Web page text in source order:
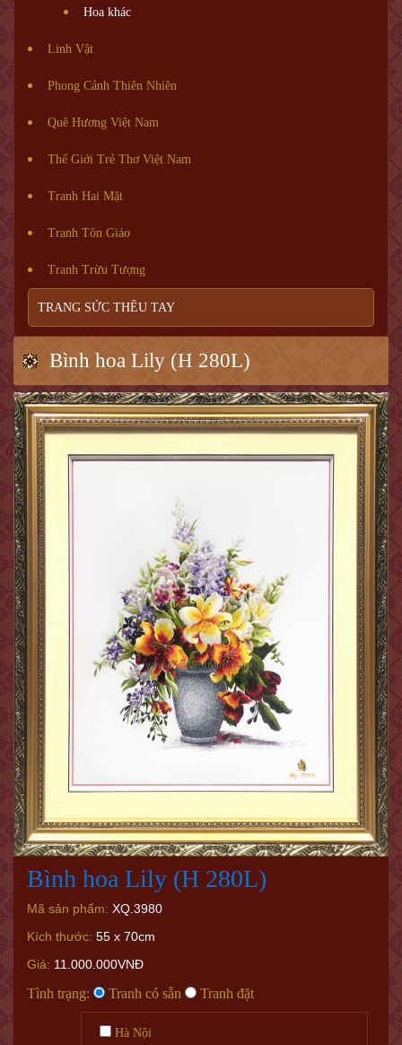
Hoa khác
Linh Vật
Phong Cảnh Thiên Nhiên
Quê Hương Việt Nam
Thế Giới Trẻ Thơ Việt Nam
Tranh Hai Mặt
Tranh Tôn Giáo
Tranh Trừu Tượng
TRANG SỨC THÊU TAY
Bình hoa Lily (H 280L)
Bình hoa Lily (H 280L)
Mã sản phẩm: XQ.3980
Kích thước: 55 x 70cm
Giá: 11.000.000VNĐ
Tình trạng: Tranh có sẵn Tranh đặt
Hà Nội